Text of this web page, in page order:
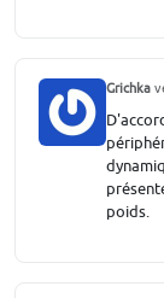
Grichka
poids.